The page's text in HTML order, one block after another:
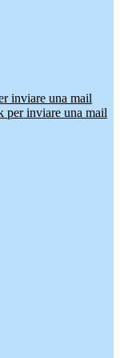
inviare una mail
per inviare una mail